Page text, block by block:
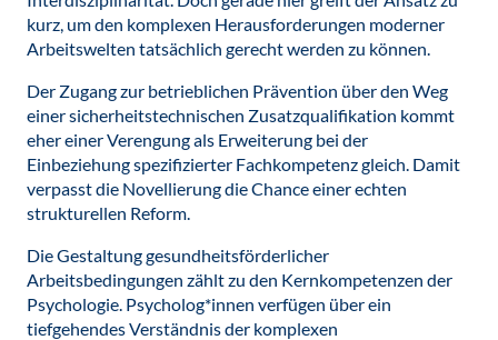
kurz, um den komplexen Herausforderungen moderner
Arbeitswelten tatsächlich gerecht werden zu können.
Der Zugang zur betrieblichen Prävention über den Weg
einer sicherheitstechnischen Zusatzqualifikation kommt
eher einer Verengung als Erweiterung bei der
Einbeziehung spezifizierter Fachkompetenz gleich. Damit
verpasst die Novellierung die Chance einer echten
strukturellen Reform.
Die Gestaltung gesundheitsförderlicher
Arbeitsbedingungen zählt zu den Kernkompetenzen der
Psychologie. Psycholog*innen verfügen über ein
tiefgehendes Verständnis der komplexen